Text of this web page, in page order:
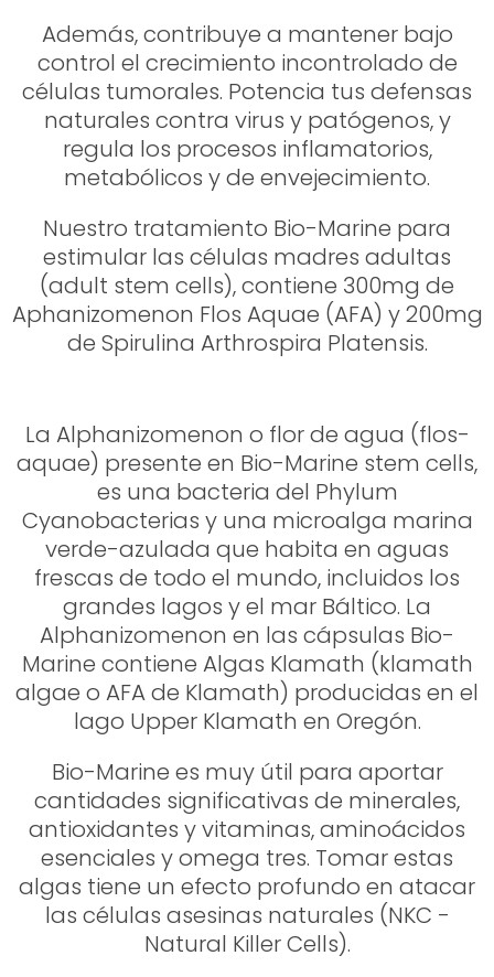
Además, contribuye a mantener bajo
control el crecimiento incontrolado de
células tumorales. Potencia tus defensas
naturales contra virus y patógenos, y
regula los procesos inflamatorios,
metabólicos y de envejecimiento.
Nuestro tratamiento Bio-Marine para
estimular las células madres adultas
(adult stem cells), contiene 300mg de
Aphanizomenon Flos Aquae (AFA) y 200mg
de Spirulina Arthrospira Platensis.
La Alphanizomenon o flor de agua (flos-
aquae) presente en Bio-Marine stem cells,
es una bacteria del Phylum
Cyanobacterias y una microalga marina
verde-azulada que habita en aguas
frescas de todo el mundo, incluidos los
grandes lagos y el mar Báltico. La
Alphanizomenon en las cápsulas Bio-
Marine contiene Algas Klamath (klamath
algae o AFA de Klamath) producidas en el
lago Upper Klamath en Oregón.
Bio-Marine es muy útil para aportar
cantidades significativas de minerales,
antioxidantes y vitaminas, aminoácidos
esenciales y omega tres. Tomar estas
algas tiene un efecto profundo en atacar
las células asesinas naturales (NKC -
Natural Killer Cells).